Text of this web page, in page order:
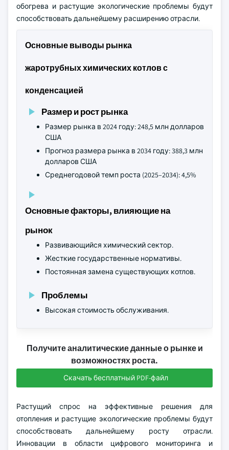
обогрева и растущие экологические проблемы будут
способствовать дальнейшему расширению отрасли.
Основные выводы рынка
жаротрубных химических котлов с
конденсацией
Размер и рост рынка
Размер рынка в 2024 году: 248,5 млн долларов
США
Прогноз размера рынка в 2034 году: 388,3 млн
долларов США
Среднегодовой темп роста (2025–2034): 4,5%
Основные факторы, влияющие на
рынок
Развивающийся химический сектор.
Жесткие государственные нормативы.
Постоянная замена существующих котлов.
Проблемы
Высокая стоимость обслуживания.
Получите аналитические данные о рынке и
возможностях роста.
Скачать бесплатный PDF-файл
Растущий спрос на эффективные решения для
отопления и растущие экологические проблемы будут
способствовать дальнейшему росту отрасли.
Инновации в области цифрового мониторинга и